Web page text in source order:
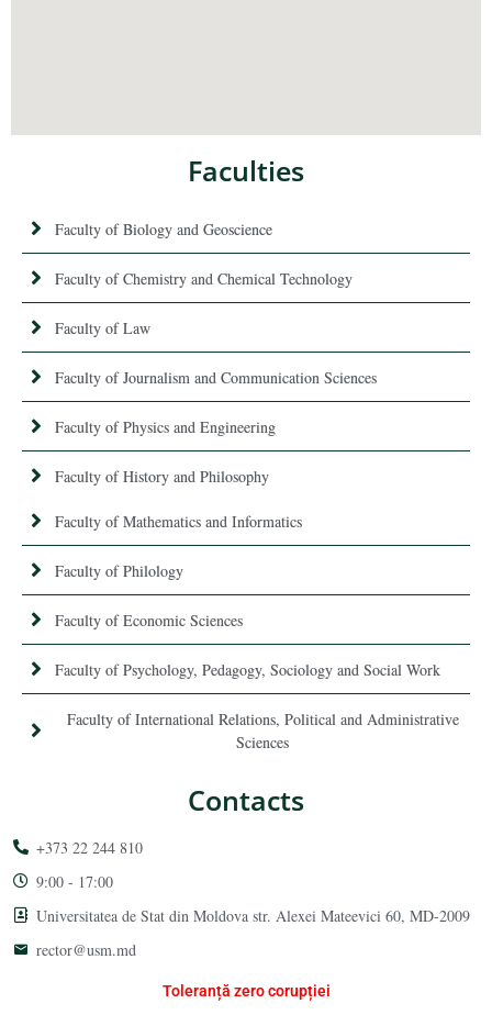
Faculties
Faculty of Biology and Geoscience
Faculty of Chemistry and Chemical Technology
Faculty of Law
Faculty of Journalism and Communication Sciences
Faculty of Physics and Engineering
Faculty of History and Philosophy
Faculty of Mathematics and Informatics
Faculty of Philology
Faculty of Economic Sciences
Faculty of Psychology, Pedagogy, Sociology and Social Work
Faculty of International Relations, Political and Administrative
Sciences
Contacts
+373 22 244 810
9:00 - 17:00
Universitatea de Stat din Moldova str. Alexei Mateevici 60, MD-2009
rector@usm.md
Toleranță zero corupției